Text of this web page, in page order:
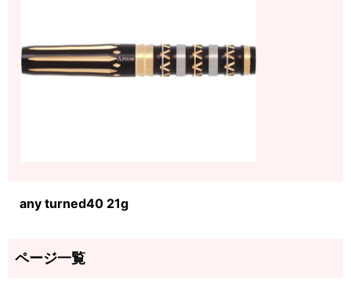
any turned40 21g